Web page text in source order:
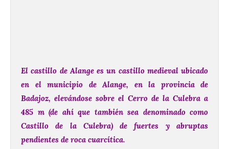
El castillo de Alange es un castillo medieval ubicado
en el municipio de Alange, en la provincia de
Badajoz, elevándose sobre el Cerro de la Culebra a
485 m (de ahí que también sea denominado como
Castillo de la Culebra) de fuertes y abruptas
pendientes de roca cuarcítica.